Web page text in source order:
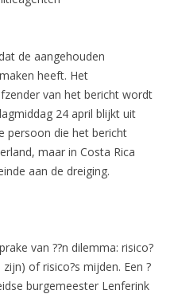
de aangehouden
heeft. Het
van het bericht wordt
24 april blijkt uit
persoon die het bericht
maar in Costa Rica
aan de dreiging.
van ??n dilemma: risico?
of risico?s mijden. Een ?
burgemeester Lenferink